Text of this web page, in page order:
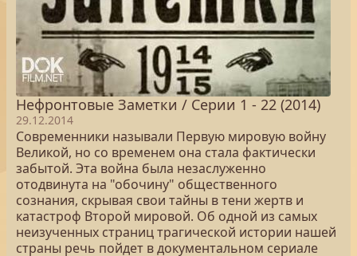
Нефронтовые Заметки / Серии 1 - 22 (2014)
29.12.2014
Современники называли Первую мировую войну
Великой, но со временем она стала фактически
забытой. Эта война была незаслуженно
отодвинута на "обочину" общественного
сознания, скрывая свои тайны в тени жертв и
катастроф Второй мировой. Об одной из самых
неизученных страниц трагической истории нашей
страны речь пойдет в документальном сериале